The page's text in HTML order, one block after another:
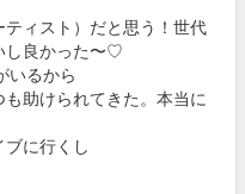
ィスト）だと思う！世代
し良かった〜♡
いるから
助けられてきた。本当に
に行くし